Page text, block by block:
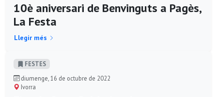
10è aniversari de Benvinguts a Pagès,
La Festa
Llegir més
FESTES
diumenge, 16 de octubre de 2022
Ivorra